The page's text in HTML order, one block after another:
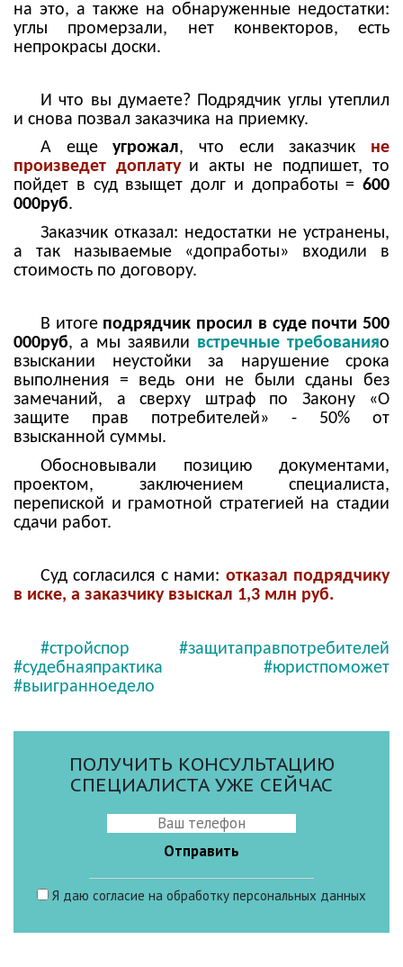
на это, а также на обнаруженные недостатки:
углы промерзали, нет конвекторов, есть
непрокрасы доски.
И что вы думаете? Подрядчик углы утеплил
и снова позвал заказчика на приемку.
А ещеугрожал, что если заказчик не
произведет доплату и акты не подпишет, то
пойдет в суд взыщет долг и допработы = 600
000руб.
Заказчик отказал: недостатки не устранены,
а так называемые «допработы» входили в
стоимость по договору.
В итоге подрядчик просил в суде почти 500
000руб, а мы заявили встречные требованияо
взыскании неустойки за нарушение срока
выполнения = ведь они не были сданы без
замечаний, а сверху штраф по Закону «О
защите прав потребителей» - 50% от
взысканной суммы.
Обосновывали позицию документами,
проектом, заключением специалиста,
перепиской и грамотной стратегией на стадии
сдачи работ.
Суд согласился с нами: отказал подрядчику
в иске, а заказчику взыскал 1,3 млн руб.
#стройспор #защитаправпотребителей
#судебнаяпрактика #юристпоможет
#выигранноедело
ПОЛУЧИТЬ КОНСУЛЬТАЦИЮ
СПЕЦИАЛИСТА УЖЕ СЕЙЧАС
Я даю согласие на обработку персональных данных